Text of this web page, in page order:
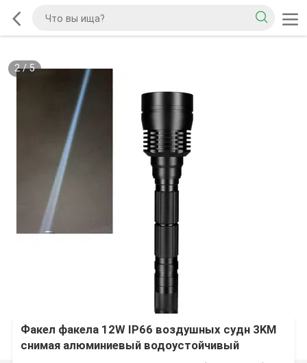
2/5
Факел факела 12W IP66 воздушных судн 3KM
снимая алюминиевый водоустойчивый